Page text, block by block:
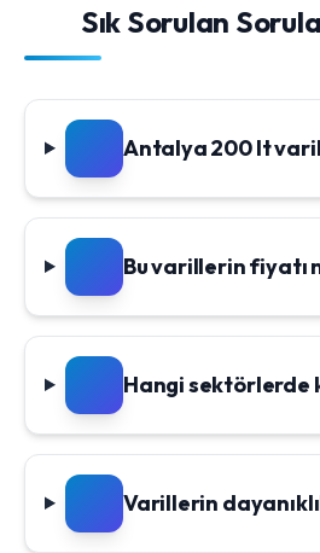
Sık Sorulan
Antalya 200 lt
Bu varillerin fiyatı
Hangi sektörlerde
Varillerin